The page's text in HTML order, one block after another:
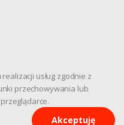
usług zgodnie z
przechowywania lub
Akceptuję